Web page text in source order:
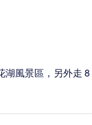
湖風景區，另外走 8